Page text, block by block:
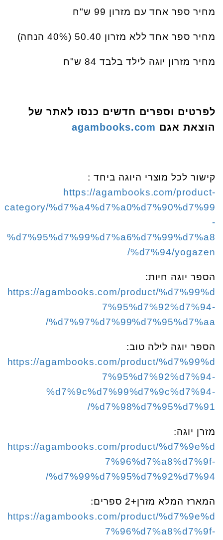
מחיר ספר אחד עם מזרון 99 ש"ח
מחיר ספר אחד ללא מזרון 50.40 (40% הנחה)
מחיר מזרון יוגה לילד בלבד 84 ש"ח
לפרטים וספרים חדשים כנסו לאתר של
הוצאת אגם agambooks.com
קישור לכל מוצרי היוגה ביחד :
https://agambooks.com/product-
category/%d7%a4%d7%a0%d7%90%d7%99
-
%d7%95%d7%99%d7%a6%d7%99%d7%a8
%d7%94/yogazen/
הספר יוגה חיות:
https://agambooks.com/product/%d7%99%d
7%95%d7%92%d7%94-
%d7%97%d7%99%d7%95%d7%aa/
הספר יוגה לילה טוב:
https://agambooks.com/product/%d7%99%d
7%95%d7%92%d7%94-
%d7%9c%d7%99%d7%9c%d7%94-
%d7%98%d7%95%d7%91/
מזרן יוגה:
https://agambooks.com/product/%d7%9e%d
7%96%d7%a8%d7%9f-
%d7%99%d7%95%d7%92%d7%94/
המארז המלא מזרן+2 ספרים:
https://agambooks.com/product/%d7%9e%d
7%96%d7%a8%d7%9f-